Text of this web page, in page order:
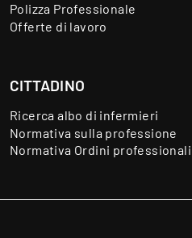
Polizza Professionale
Offerte di lavoro
CITTADINO
Ricerca albo di infermieri
Normativa sulla professione
Normativa Ordini professionali